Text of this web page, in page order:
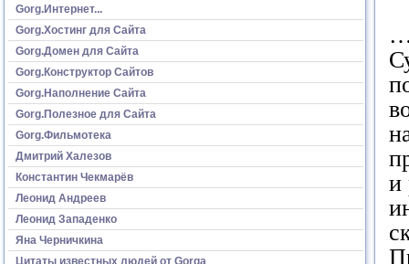
Gorg.Интернет...
Gorg.Хостинг для Сайта
Gorg.Домен для Сайта
Gorg.Конструктор Сайтов
Gorg.Наполнение Сайта
Gorg.Полезное для Сайта
Gorg.Фильмотека
Дмитрий Халезов
Константин Чекмарёв
Леонид Андреев
Леонид Западенко
Яна Черничкина
Цитаты известных людей от Gorga
и